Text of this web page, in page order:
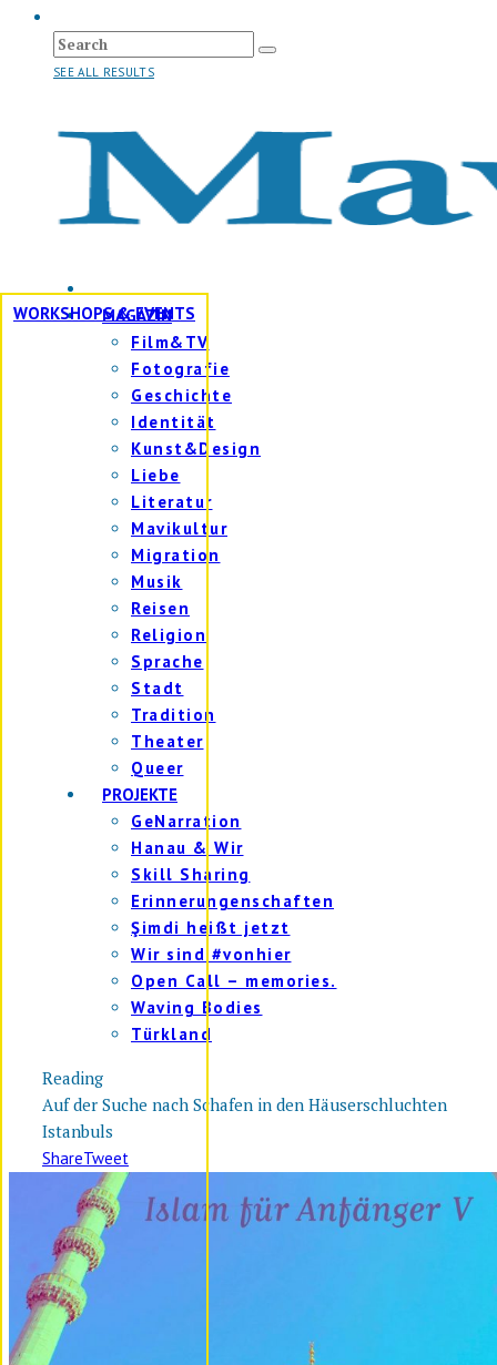
SEE ALL RESULTS
WORKSHOPS & EVENTS
MAGAZIN
Film&TV
Fotografie
Geschichte
Identität
Kunst&Design
Liebe
Literatur
Mavikultur
Migration
Musik
Reisen
Religion
Sprache
Stadt
Tradition
Theater
Queer
PROJEKTE
GeNarration
Hanau & Wir
Skill Sharing
Erinnerungenschaften
Şimdi heißt jetzt
Wir sind #vonhier
Open Call – memories.
Waving Bodies
Türkland
Reading
Auf der Suche nach Schafen in den Häuserschluchten
Istanbuls
ShareTweet